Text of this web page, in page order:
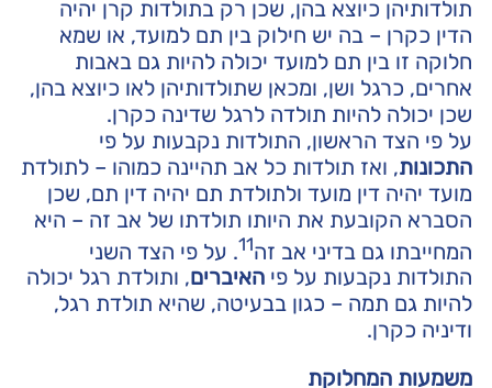
תולדותיהן כיוצא בהן, שכן רק בתולדות קרן יהיה
הדין כקרן – בה יש חילוק בין תם למועד, או שמא
חלוקה זו בין תם למועד יכולה להיות גם באבות
אחרים, כרגל ושן, ומכאן שתולדותיהן לאו כיוצא בהן,
שכן יכולה להיות תולדה לרגל שדינה כקרן.
על פי הצד הראשון, התולדות נקבעות על פי
התכונות, ואז תולדות כל אב תהיינה כמוהו – לתולדת
מועד יהיה דין מועד ולתולדת תם יהיה דין תם, שכן
הסברא הקובעת את היותו תולדתו של אב זה – היא
המחייבתו גם בדיני אב זה11. על פי הצד השני
התולדות נקבעות על פי האיברים, ותולדת רגל יכולה
להיות גם תמה – כגון בבעיטה, שהיא תולדת רגל,
ודיניה כקרן.
משמעות המחלוקת